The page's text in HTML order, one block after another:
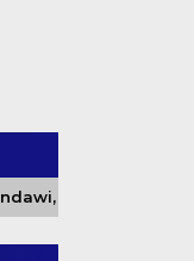
Gayo Lues